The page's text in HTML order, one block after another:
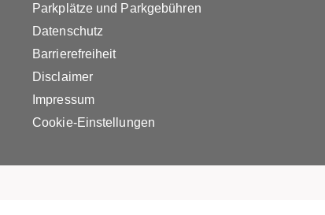
Parkplätze und Parkgebühren
Datenschutz
Barrierefreiheit
Disclaimer
Impressum
Cookie-Einstellungen